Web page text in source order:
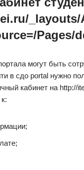
Pages/
могут быть
в сдо portal нужно
кабинет на http://